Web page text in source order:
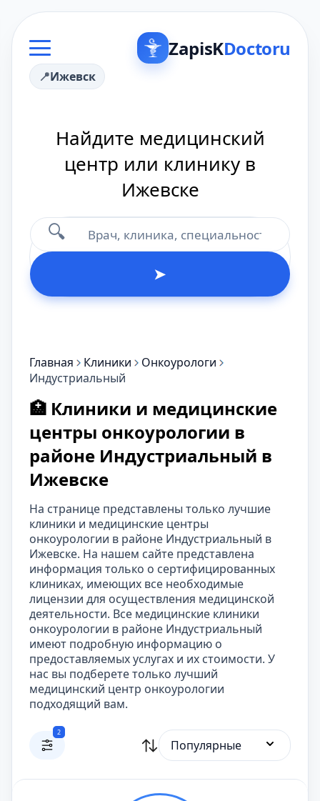
ZapisKDoctoru
Ижевск
Найдите медицинский
центр или клинику в
Ижевске
🔍
➤
Главная Клиники
Онкоурологи
Индустриальный
🏥 Клиники и медицинские
центры онкоурологии в
районе Индустриальный в
Ижевске
На странице представлены только лучшие
клиники и медицинские центры
онкоурологии в районе Индустриальный в
Ижевске. На нашем сайте представлена
информация только о сертифицированных
клиниках, имеющих все необходимые
лицензии для осуществления медицинской
деятельности. Все медицинские клиники
онкоурологии в районе Индустриальный
имеют подробную информацию о
предоставляемых услугах и их стоимости. У
нас вы подберете только лучший
медицинский центр онкоурологии
подходящий вам.
2
Популярные